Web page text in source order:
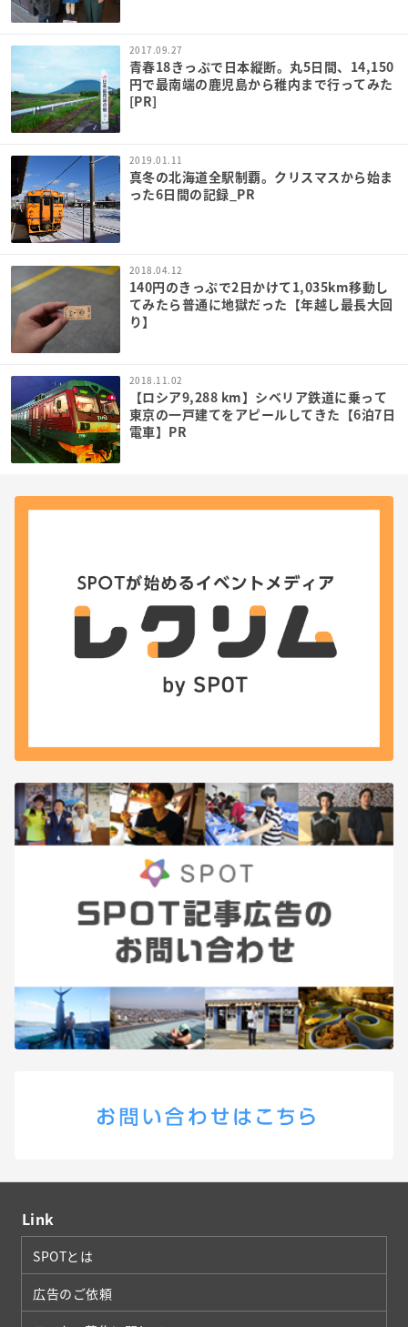
2017.09.27
青春18きっぷで日本縦断。丸5日間、14,150
円で最南端の鹿児島から稚内まで行ってみた
[PR]
2019.01.11
真冬の北海道全駅制覇。クリスマスから始ま
った6日間の記録_PR
2018.04.12
140円のきっぷで2日かけて1,035km移動し
てみたら普通に地獄だった【年越し最長大回
り】
2018.11.02
【ロシア9,288 km】シベリア鉄道に乗って
東京の一戸建てをアピールしてきた【6泊7日
電車】PR
Link
SPOTとは
広告のご依頼